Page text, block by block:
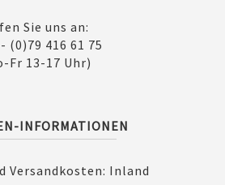
Sie uns an:
(0)79 416 61 75
Fr 13-17 Uhr)
INFORMATIONEN
Versandkosten: Inland